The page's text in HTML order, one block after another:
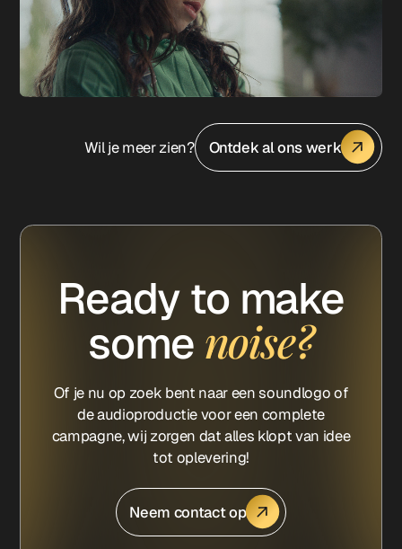
Wil je meer zien? Ontdek al ons werk
Ready to make
some noise?
Of je nu op zoek bent naar een soundlogo of
de audioproductie voor een complete
campagne, wij zorgen dat alles klopt van idee
tot oplevering!
Neem contact op